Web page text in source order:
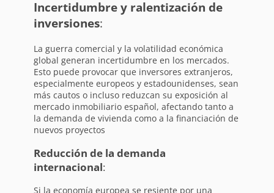
Incertidumbre y ralentización de
inversiones:
La guerra comercial y la volatilidad económica
global generan incertidumbre en los mercados.
Esto puede provocar que inversores extranjeros,
especialmente europeos y estadounidenses, sean
más cautos o incluso reduzcan su exposición al
mercado inmobiliario español, afectando tanto a
la demanda de vivienda como a la financiación de
nuevos proyectos
Reducción de la demanda
internacional:
Si la economía europea se resiente por una